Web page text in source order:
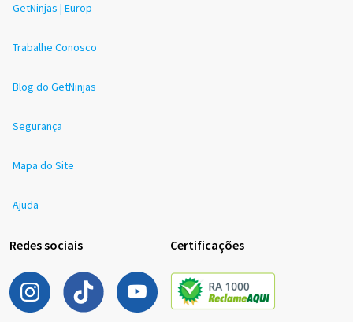
GetNinjas | Europ
Trabalhe Conosco
Blog do GetNinjas
Segurança
Mapa do Site
Ajuda
Redes sociais Certificações